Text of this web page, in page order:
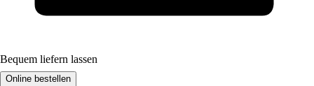
Bequem liefern lassen
Online bestellen